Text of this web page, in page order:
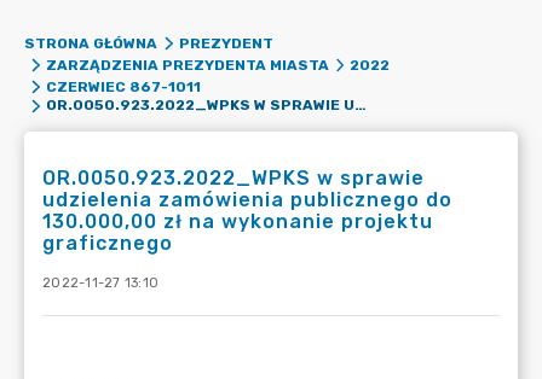
STRONA GŁÓWNA
PREZYDENT
ZARZĄDZENIA PREZYDENTA MIASTA
2022
CZERWIEC 867-1011
OR.0050.923.2022_WPKS W SPRAWIE UDZIELENIA ZAMÓWIENIA PUBLICZNEGO DO 130.000,00 ZŁ NA WYKONANIE PROJEKTU GRAFICZNEGO
OR.0050.923.2022_WPKS w sprawie
udzielenia zamówienia publicznego do
130.000,00 zł na wykonanie projektu
graficznego
2022-11-27 13:10